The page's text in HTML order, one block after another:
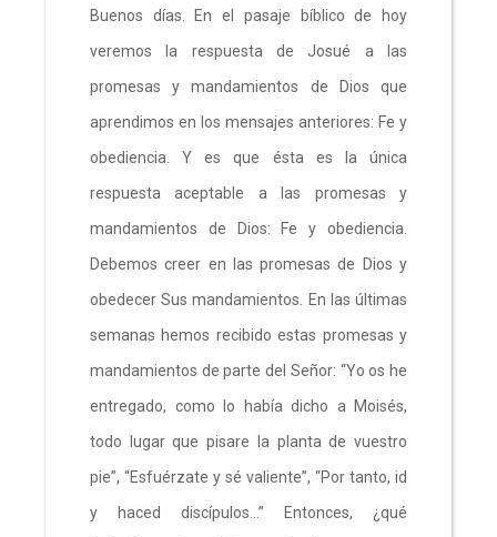
Buenos días. En el pasaje bíblico de hoy
veremos la respuesta de Josué a las
promesas y mandamientos de Dios que
aprendimos en los mensajes anteriores: Fe y
obediencia. Y es que ésta es la única
respuesta aceptable a las promesas y
mandamientos de Dios: Fe y obediencia.
Debemos creer en las promesas de Dios y
obedecer Sus mandamientos. En las últimas
semanas hemos recibido estas promesas y
mandamientos de parte del Señor: “Yo os he
entregado, como lo había dicho a Moisés,
todo lugar que pisare la planta de vuestro
pie”, “Esfuérzate y sé valiente”, “Por tanto, id
y haced discípulos…” Entonces, ¿qué